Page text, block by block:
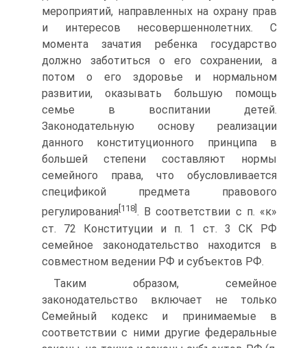
мероприятий, направленных на охрану прав
и интересов несовершеннолетних. С
момента зачатия ребенка государство
должно заботиться о его сохранении, а
потом о его здоровье и нормальном
развитии, оказывать большую помощь
семье в воспитании детей.
Законодательную основу реализации
данного конституционного принципа в
большей степени составляют нормы
семейного права, что обусловливается
спецификой предмета правового
регулирования [118] . В соответствии с п. «к»
ст. 72 Конституции и п. 1 ст. 3 СК РФ
семейное законодательство находится в
совместном ведении РФ и субъектов РФ.
Таким образом, семейное
законодательство включает не только
Семейный кодекс и принимаемые в
соответствии с ними другие федеральные